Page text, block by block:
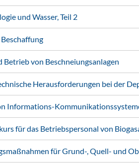
und Wasser, Teil 2
von Beschneiungsanlagen
Herausforderungen bei der
Informations-
für das Betriebspersonal von
für Grund-, Quell- und